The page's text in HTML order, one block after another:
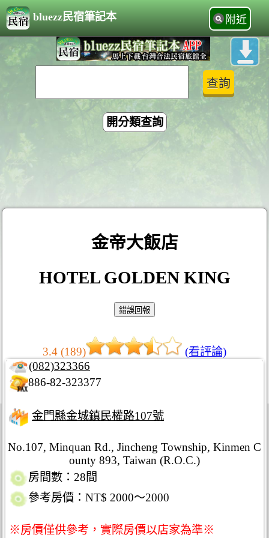
bluezz民宿筆記本 附近
開分類查詢
金帝大飯店
HOTEL GOLDEN KING
3.4 (189)
(看評論)
(082)323366
886-82-323377
金門縣金城鎮民權路107號
No.107, Minquan Rd., Jincheng Township, Kinmen C
ounty 893, Taiwan (R.O.C.)
房間數：28間
參考房價：NT$ 2000～2000
※房價僅供參考，實際房價以店家為準※